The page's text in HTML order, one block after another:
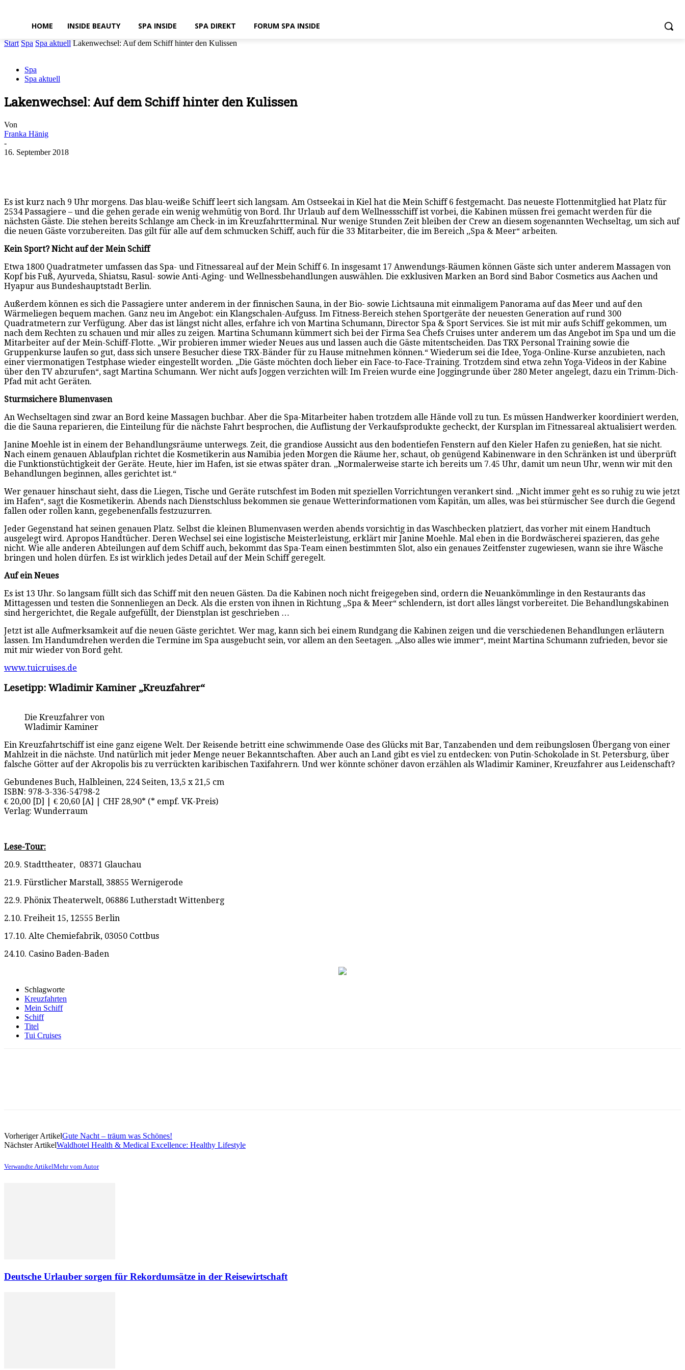
HOME INSIDE BEAUTY SPA INSIDE SPA DIREKT FORUM SPA INSIDE
Start Spa Spa aktuell Lakenwechsel: Auf dem Schiff hinter den Kulissen
Spa
Spa aktuell
Lakenwechsel: Auf dem Schiff hinter den Kulissen
Von
Franka Hänig
-
16. September 2018
Es ist kurz nach 9 Uhr morgens. Das blau-weiße Schiff leert sich langsam. Am Ostseekai in Kiel hat die Mein Schiff 6 festgemacht. Das neueste Flottenmitglied hat Platz für
2534 Passagiere – und die gehen gerade ein wenig wehmütig von Bord. Ihr Urlaub auf dem Wellnessschiff ist vorbei, die Kabinen müssen frei gemacht werden für die
nächsten Gäste. Die stehen bereits Schlange am Check-in im Kreuzfahrtterminal. Nur wenige Stunden Zeit bleiben der Crew an diesem sogenannten Wechseltag, um sich auf
die neuen Gäste vorzubereiten. Das gilt für alle auf dem schmucken Schiff, auch für die 33 Mitarbeiter, die im Bereich ,,Spa & Meer“ arbeiten.
Kein Sport? Nicht auf der Mein Schiff
Etwa 1800 Quadratmeter umfassen das Spa- und Fitnessareal auf der Mein Schiff 6. In insgesamt 17 Anwendungs-Räumen können Gäste sich unter anderem Massagen von
Kopf bis Fuß, Ayurveda, Shiatsu, Rasul- sowie Anti-Aging- und Wellnessbehandlungen auswählen. Die exklusiven Marken an Bord sind Babor Cosmetics aus Aachen und
Hyapur aus Bundeshauptstadt Berlin.
Außerdem können es sich die Passagiere unter anderem in der finnischen Sauna, in der Bio- sowie Lichtsauna mit einmaligem Panorama auf das Meer und auf den
Wärmeliegen bequem machen. Ganz neu im Angebot: ein Klangschalen-Aufguss. Im Fitness-Bereich stehen Sportgeräte der neuesten Generation auf rund 300
Quadratmetern zur Verfügung. Aber das ist längst nicht alles, erfahre ich von Martina Schumann, Director Spa & Sport Services. Sie ist mit mir aufs Schiff gekommen, um
nach dem Rechten zu schauen und mir alles zu zeigen. Martina Schumann kümmert sich bei der Firma Sea Chefs Cruises unter anderem um das Angebot im Spa und um die
Mitarbeiter auf der Mein-Schiff-Flotte. „Wir probieren immer wieder Neues aus und lassen auch die Gäste mitentscheiden. Das TRX Personal Training sowie die
Gruppenkurse laufen so gut, dass sich unsere Besucher diese TRX-Bänder für zu Hause mitnehmen können.“ Wiederum sei die Idee, Yoga-Online-Kurse anzubieten, nach
einer viermonatigen Testphase wieder eingestellt worden. „Die Gäste möchten doch lieber ein Face-to-Face-Training. Trotzdem sind etwa zehn Yoga-Videos in der Kabine
über den TV abzurufen“, sagt Martina Schumann. Wer nicht aufs Joggen verzichten will: Im Freien wurde eine Joggingrunde über 280 Meter angelegt, dazu ein Trimm-Dich-
Pfad mit acht Geräten.
Sturmsichere Blumenvasen
An Wechseltagen sind zwar an Bord keine Massagen buchbar. Aber die Spa-Mitarbeiter haben trotzdem alle Hände voll zu tun. Es müssen Handwerker koordiniert werden,
die die Sauna reparieren, die Einteilung für die nächste Fahrt besprochen, die Auflistung der Verkaufsprodukte gecheckt, der Kursplan im Fitnessareal aktualisiert werden.
Janine Moehle ist in einem der Behandlungsräume unterwegs. Zeit, die grandiose Aussicht aus den bodentiefen Fenstern auf den Kieler Hafen zu genießen, hat sie nicht.
Nach einem genauen Ablaufplan richtet die Kosmetikerin aus Namibia jeden Morgen die Räume her, schaut, ob genügend Kabinenware in den Schränken ist und überprüft
die Funktionstüchtigkeit der Geräte. Heute, hier im Hafen, ist sie etwas später dran. ,,Normalerweise starte ich bereits um 7.45 Uhr, damit um neun Uhr, wenn wir mit den
Behandlungen beginnen, alles gerichtet ist.“
Wer genauer hinschaut sieht, dass die Liegen, Tische und Geräte rutschfest im Boden mit speziellen Vorrichtungen verankert sind. ,,Nicht immer geht es so ruhig zu wie jetzt
im Hafen“, sagt die Kosmetikerin. Abends nach Dienstschluss bekommen sie genaue Wetterinformationen vom Kapitän, um alles, was bei stürmischer See durch die Gegend
fallen oder rollen kann, gegebenenfalls festzuzurren.
Jeder Gegenstand hat seinen genauen Platz. Selbst die kleinen Blumenvasen werden abends vorsichtig in das Waschbecken platziert, das vorher mit einem Handtuch
ausgelegt wird. Apropos Handtücher. Deren Wechsel sei eine logistische Meisterleistung, erklärt mir Janine Moehle. Mal eben in die Bordwäscherei spazieren, das gehe
nicht. Wie alle anderen Abteilungen auf dem Schiff auch, bekommt das Spa-Team einen bestimmten Slot, also ein genaues Zeitfenster zugewiesen, wann sie ihre Wäsche
bringen und holen dürfen. Es ist wirklich jedes Detail auf der Mein Schiff geregelt.
Auf ein Neues
Es ist 13 Uhr. So langsam füllt sich das Schiff mit den neuen Gästen. Da die Kabinen noch nicht freigegeben sind, ordern die Neuankömmlinge in den Restaurants das
Mittagessen und testen die Sonnenliegen an Deck. Als die ersten von ihnen in Richtung ,,Spa & Meer“ schlendern, ist dort alles längst vorbereitet. Die Behandlungskabinen
sind hergerichtet, die Regale aufgefüllt, der Dienstplan ist geschrieben …
Jetzt ist alle Aufmerksamkeit auf die neuen Gäste gerichtet. Wer mag, kann sich bei einem Rundgang die Kabinen zeigen und die verschiedenen Behandlungen erläutern
lassen. Im Handumdrehen werden die Termine im Spa ausgebucht sein, vor allem an den Seetagen. ,,Also alles wie immer“, meint Martina Schumann zufrieden, bevor sie
mit mir wieder von Bord geht.
www.tuicruises.de
Lesetipp: Wladimir Kaminer „Kreuzfahrer“
Die Kreuzfahrer von
Wladimir Kaminer
Ein Kreuzfahrtschiff ist eine ganz eigene Welt. Der Reisende betritt eine schwimmende Oase des Glücks mit Bar, Tanzabenden und dem reibungslosen Übergang von einer
Mahlzeit in die nächste. Und natürlich mit jeder Menge neuer Bekanntschaften. Aber auch an Land gibt es viel zu entdecken: von Putin-Schokolade in St. Petersburg, über
falsche Götter auf der Akropolis bis zu verrückten karibischen Taxifahrern. Und wer könnte schöner davon erzählen als Wladimir Kaminer, Kreuzfahrer aus Leidenschaft?
Gebundenes Buch, Halbleinen, 224 Seiten, 13,5 x 21,5 cm
ISBN: 978-3-336-54798-2
€ 20,00 [D] | € 20,60 [A] | CHF 28,90* (* empf. VK-Preis)
Verlag: Wunderraum
Lese-Tour:
20.9. Stadttheater, 08371 Glauchau
21.9. Fürstlicher Marstall, 38855 Wernigerode
22.9. Phönix Theaterwelt, 06886 Lutherstadt Wittenberg
2.10. Freiheit 15, 12555 Berlin
17.10. Alte Chemiefabrik, 03050 Cottbus
24.10. Casino Baden-Baden
Schlagworte
Kreuzfahrten
Mein Schiff
Schiff
Titel
Tui Cruises
Vorheriger ArtikelGute Nacht – träum was Schönes!
Nächster ArtikelWaldhotel Health & Medical Excellence: Healthy Lifestyle
Verwandte ArtikelMehr vom Autor
Deutsche Urlauber sorgen für Rekordumsätze in der Reisewirtschaft